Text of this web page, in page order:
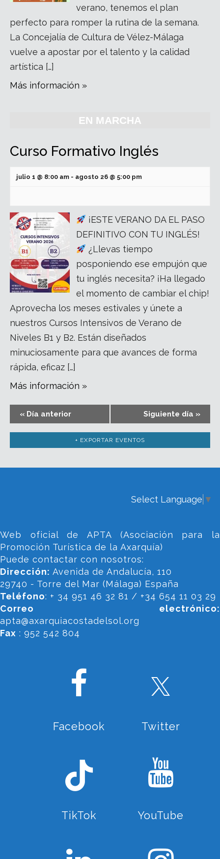
verano, tenemos el plan
perfecto para romper la rutina de la semana.
La Concejalía de Cultura de Vélez-Málaga
vuelve a apostar por el talento y la calidad
artística […]
Más información »
EN MARCHA
Curso Formativo Inglés
julio 1 @ 8:00 am - agosto 26 @ 5:00 pm
¡ESTE VERANO DA EL PASO
DEFINITIVO CON TU INGLÉS!
¿Llevas tiempo
posponiendo ese empujón que
tu inglés necesita? ¡Ha llegado
el momento de cambiar el chip!
Aprovecha los meses estivales y únete a
nuestros Cursos Intensivos de Verano de
Niveles B1 y B2. Están diseñados
minuciosamente para que avances de forma
rápida, eficaz […]
Más información »
« Día anterior Siguiente día »
+ EXPORTAR EVENTOS
Select Language ▼
Web oficial de APTA (Asociación para la
Promoción Turística de la Axarquía)
Puede contactar con nosotros:
Dirección: Avenida de Andalucía, 110
29740 - Torre del Mar (Málaga) España
Teléfono: + 34 951 46 32 81 / +34 654 11 03 29
Correo electrónico:
apta@axarquiacostadelsol.org
Fax : 952 542 804
Facebook Twitter
TikTok YouTube